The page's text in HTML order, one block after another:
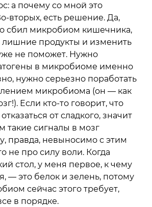
а почему со мной это
вторых, есть решение. Да,
сбил микробиом кишечника,
лишние продукты и изменить
не поможет. Нужно
в микробиоме именно
нужно серьезно поработать
микробиома (он — как
Если кто-то говорит, что
от сладкого, значит
такие сигналы в мозг
правда, невыносимо с этим
не про силу воли. Когда
стол, у меня первое, к чему
— это белок и зелень, потому
сейчас этого требует,
в порядке.